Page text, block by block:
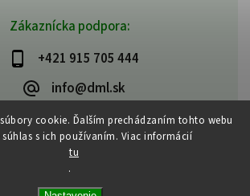
cookie. Ďalším prechádzaním tohto webu
s ich používaním. Viac informácií
tu
.
Zákaznícka podpora:
+421 915 705 444
info@dml.sk